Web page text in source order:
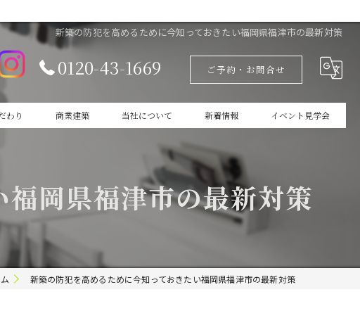
新築の防犯を高めるために今知っておきたい福岡県福津市の最新対策
0120-43-1669 ご予約・お問合せ
わり 商業建築 当社について
新築
新着情報
家づくりの本掲載
イベント見学会
岡県福津市の最新対策
新築の防犯を高めるために今知っておきたい福岡県福津市の最新対策